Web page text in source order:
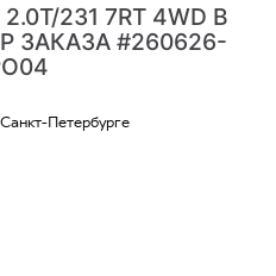
231 7RT 4WD В
ЗАКАЗА #260626-
Петербурге